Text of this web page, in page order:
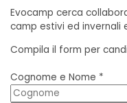
Evocamp cerca
camp estivi ed invernali
Compila il form per
Cognome e Nome *